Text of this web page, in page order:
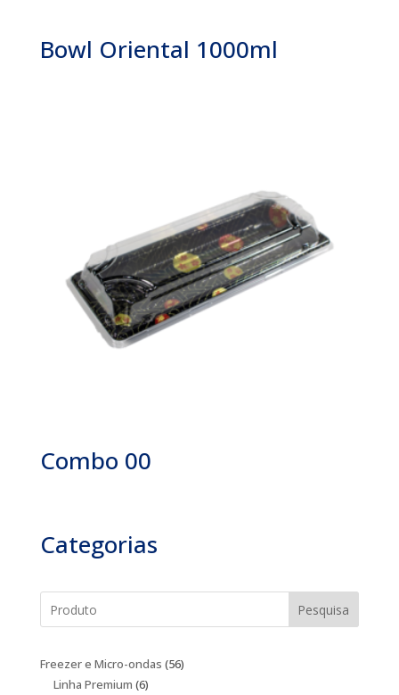
Bowl Oriental 1000ml
Combo 00
Categorias
Pesquisa
Freezer e Micro-ondas 5656
Linha Premium 66